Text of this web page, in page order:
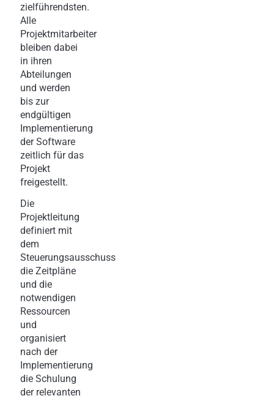
zielführendsten.
Alle
Projektmitarbeiter
bleiben dabei
in ihren
Abteilungen
und werden
bis zur
endgültigen
Implementierung
der Software
zeitlich für das
Projekt
freigestellt.
Die
Projektleitung
definiert mit
dem
Steuerungsausschuss
die Zeitpläne
und die
notwendigen
Ressourcen
und
organisiert
nach der
Implementierung
die Schulung
der relevanten